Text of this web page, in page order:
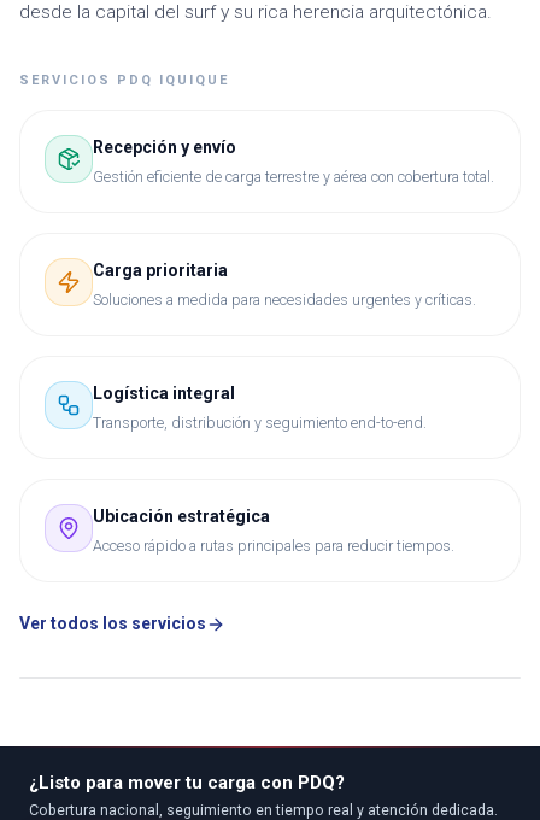
desde la capital del surf y su rica herencia arquitectónica.
SERVICIOS PDQ IQUIQUE
Recepción y envío
Gestión eficiente de carga terrestre y aérea con cobertura total.
Carga prioritaria
Soluciones a medida para necesidades urgentes y críticas.
Logística integral
Transporte, distribución y seguimiento end-to-end.
Ubicación estratégica
Acceso rápido a rutas principales para reducir tiempos.
Ver todos los servicios
¿Listo para mover tu carga con PDQ?
Cobertura nacional, seguimiento en tiempo real y atención dedicada.